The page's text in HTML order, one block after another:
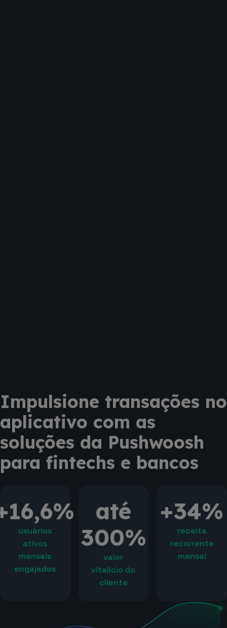
Impulsione transações no
aplicativo com as
soluções da Pushwoosh
para fintechs e bancos
usuários
ativos
mensais
engajados
até
300%
valor
vitalício do
cliente
+34%
receita
recorrente
mensal